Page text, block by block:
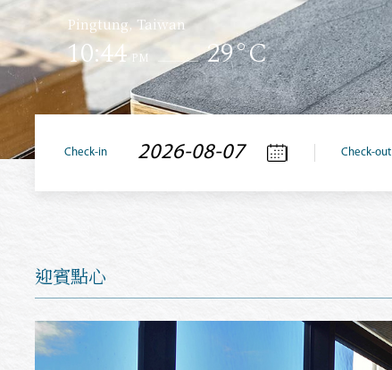
Pingtung, Taiwan
10:44 PM 29°C
Check-in Check-out
迎賓點心